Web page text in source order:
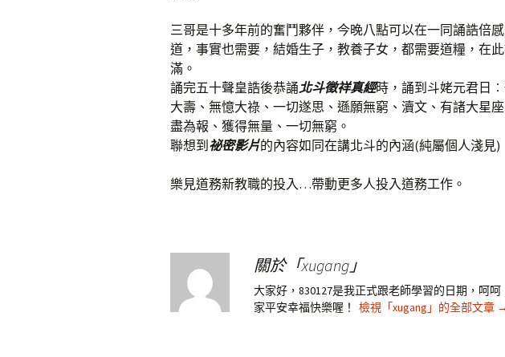
三哥是十多年前的奮鬥夥伴，今晚八點可以在一同誦誥倍
道，事實也需要，結婚生子，教養子女，都需要道糧，在
滿。
誦完五十聲皇誥後恭誦北斗徵祥真經時，誦到斗姥元君日
大壽、無憶大祿、一切遂思、遜願無窮、瀆文、有諸大星
盡為報、獲得無量、一切無窮。
聯想到 祕密影片的內容如同在講北斗的內涵(純屬個人淺見)
樂見道務新教職的投入…帶動更多人投入道務工作。
關於「xugang」
大家好，830127是我正式跟老師學習的日期，呵
家平安幸福快樂喔！
檢視「xugang」的全部文章 →